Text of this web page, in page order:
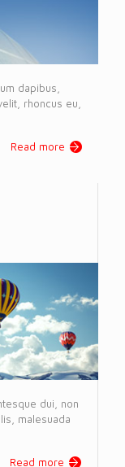
dapibus,
rhoncus eu,
Read more
dui, non
malesuada
Read more